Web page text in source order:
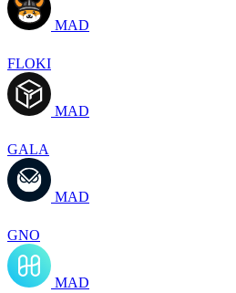
MAD
FLOKI
MAD
GALA
MAD
GNO
MAD